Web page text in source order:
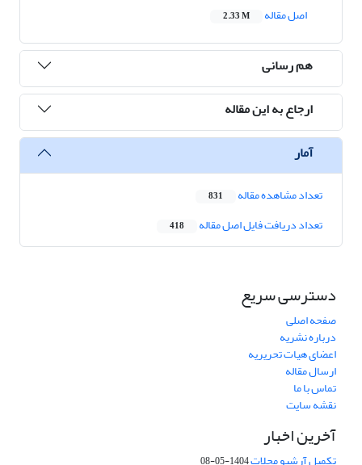
اصل مقاله
2.33 M
هم رسانی
ارجاع به این مقاله
آمار
تعداد مشاهده مقاله 831
تعداد دریافت فایل اصل مقاله 418
دسترسی سریع
صفحه اصلی
درباره نشریه
اعضای هیات تحریریه
ارسال مقاله
تماس با ما
نقشه سایت
آخرین اخبار